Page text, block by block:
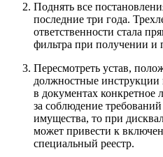
Поднять все
последние три года.
ответственности стала
фильтра при получении и
Пересмотреть устав,
должностные инструкции
в документах конкретное
за соблюдение
имущества, то при
может привести к
специальный реестр.